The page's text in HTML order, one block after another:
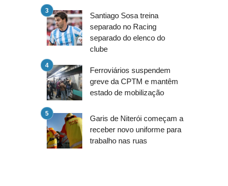
Santiago Sosa treina
separado no Racing
separado do elenco do
clube
Ferroviários suspendem
greve da CPTM e mantêm
estado de mobilização
Garis de Niterói começam a
receber novo uniforme para
trabalho nas ruas